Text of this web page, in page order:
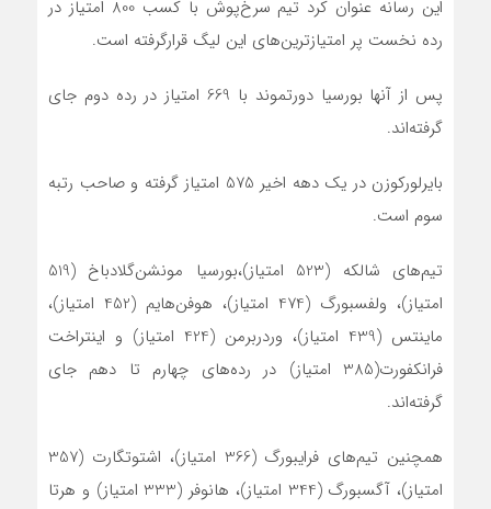
این رسانه عنوان کرد تیم سرخ‌پوش با کسب 800 امتیاز در
رده نخست پر امتیازترین‌های این لیگ قرارگرفته است.
پس از آنها بورسیا دورتموند با 669 امتیاز در رده دوم جای
گرفته‌‌اند.
بایرلورکوزن در یک دهه اخیر 575 امتیاز گرفته و صاحب رتبه
سوم است.
تیم‌های شالکه (523 امتیاز)،‌بورسیا مونشن‌گلادباخ (519
امتیاز)، ولفسبورگ (474 امتیاز)، هوفن‌هایم (452 امتیاز)‌،
ماینتس (439 امتیاز)، وردربرمن (424 امتیاز)‌ و اینتراخت
فرانکفورت(385 امتیاز) در رده‌های چهارم تا دهم جای
گرفته‌‌اند.
همچنین تیم‌های فرایبورگ (366 امتیاز)، اشتوتگارت (357
امتیاز)‌، آگسبورگ (344 امتیاز)، هانوفر (333 امتیاز)‌ و هرتا